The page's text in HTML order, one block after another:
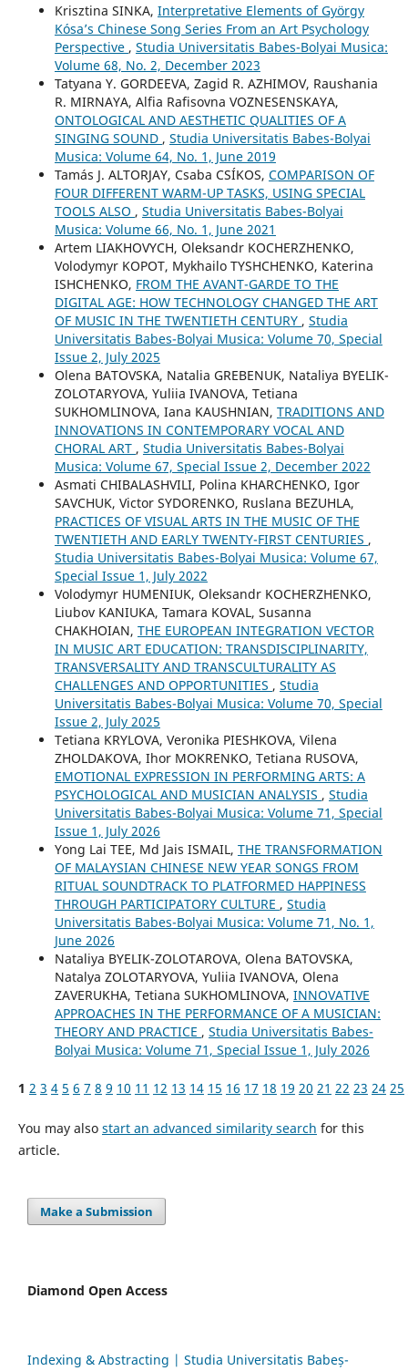
Krisztina SINKA, Interpretative Elements of György
Kósa’s Chinese Song Series From an Art Psychology
Perspective , Studia Universitatis Babes-Bolyai Musica:
Volume 68, No. 2, December 2023
Tatyana Y. GORDEEVA, Zagid R. AZHIMOV, Raushania
R. MIRNAYA, Alfia Rafisovna VOZNESENSKAYA,
ONTOLOGICAL AND AESTHETIC QUALITIES OF A
SINGING SOUND , Studia Universitatis Babes-Bolyai
Musica: Volume 64, No. 1, June 2019
Tamás J. ALTORJAY, Csaba CSÍKOS, COMPARISON OF
FOUR DIFFERENT WARM-UP TASKS, USING SPECIAL
TOOLS ALSO , Studia Universitatis Babes-Bolyai
Musica: Volume 66, No. 1, June 2021
Artem LIAKHOVYCH, Oleksandr KOCHERZHENKO,
Volodymyr KOPOT, Mykhailo TYSHCHENKO, Katerina
ISHCHENKO, FROM THE AVANT-GARDE TO THE
DIGITAL AGE: HOW TECHNOLOGY CHANGED THE ART
OF MUSIC IN THE TWENTIETH CENTURY , Studia
Universitatis Babes-Bolyai Musica: Volume 70, Special
Issue 2, July 2025
Olena BATOVSKA, Natalia GREBENUK, Nataliya BYELIK-
ZOLOTARYOVA, Yuliia IVANOVA, Tetiana
SUKHOMLINOVA, Iana KAUSHNIAN, TRADITIONS AND
INNOVATIONS IN CONTEMPORARY VOCAL AND
CHORAL ART , Studia Universitatis Babes-Bolyai
Musica: Volume 67, Special Issue 2, December 2022
Asmati CHIBALASHVILI, Polina KHARCHENKO, Igor
SAVCHUK, Victor SYDORENKO, Ruslana BEZUHLA,
PRACTICES OF VISUAL ARTS IN THE MUSIC OF THE
TWENTIETH AND EARLY TWENTY-FIRST CENTURIES ,
Studia Universitatis Babes-Bolyai Musica: Volume 67,
Special Issue 1, July 2022
Volodymyr HUMENIUK, Oleksandr KOCHERZHENKO,
Liubov KANIUKA, Tamara KOVAL, Susanna
CHAKHOIAN, THE EUROPEAN INTEGRATION VECTOR
IN MUSIC ART EDUCATION: TRANSDISCIPLINARITY,
TRANSVERSALITY AND TRANSCULTURALITY AS
CHALLENGES AND OPPORTUNITIES , Studia
Universitatis Babes-Bolyai Musica: Volume 70, Special
Issue 2, July 2025
Tetiana KRYLOVA, Veronika PIESHKOVA, Vilena
ZHOLDAKOVA, Ihor MOKRENKO, Tetiana RUSOVA,
EMOTIONAL EXPRESSION IN PERFORMING ARTS: A
PSYCHOLOGICAL AND MUSICIAN ANALYSIS , Studia
Universitatis Babes-Bolyai Musica: Volume 71, Special
Issue 1, July 2026
Yong Lai TEE, Md Jais ISMAIL, THE TRANSFORMATION
OF MALAYSIAN CHINESE NEW YEAR SONGS FROM
RITUAL SOUNDTRACK TO PLATFORMED HAPPINESS
THROUGH PARTICIPATORY CULTURE , Studia
Universitatis Babes-Bolyai Musica: Volume 71, No. 1,
June 2026
Nataliya BYELIK-ZOLOTAROVA, Olena BATOVSKA,
Natalya ZOLOTARYOVA, Yuliia IVANOVA, Olena
ZAVERUKHA, Tetiana SUKHOMLINOVA, INNOVATIVE
APPROACHES IN THE PERFORMANCE OF A MUSICIAN:
THEORY AND PRACTICE , Studia Universitatis Babes-
Bolyai Musica: Volume 71, Special Issue 1, July 2026
1 2 3 4 5 6 7 8 9 10 11 12 13 14 15 16 17 18 19 20 21 22 23 24 25
You may also start an advanced similarity search for this
article.
Make a Submission
Diamond Open Access
Indexing & Abstracting | Studia Universitatis Babeș-